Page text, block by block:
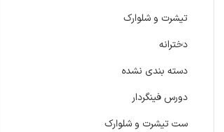
تیشرت و شلوارک
دخترانه
دسته بندی نشده
دورس فینگردار
ست تیشرت و شلوارک